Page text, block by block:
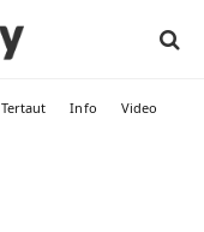
Tertaut Info Video